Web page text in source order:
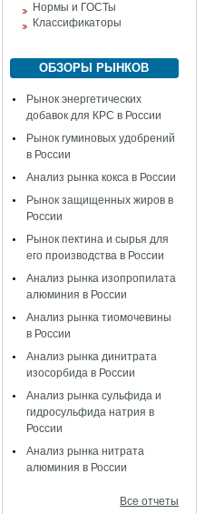
Нормы и ГОСТы
Классификаторы
ОБЗОРЫ РЫНКОВ
Рынок энергетических
добавок для КРС в России
Рынок гуминовых удобрений
в России
Анализ рынка кокса в России
Рынок защищенных жиров в
России
Рынок пектина и сырья для
его производства в России
Анализ рынка изопропилата
алюминия в России
Анализ рынка тиомочевины
в России
Анализ рынка динитрата
изосорбида в России
Анализ рынка сульфида и
гидросульфида натрия в
России
Анализ рынка нитрата
алюминия в России
Все отчеты